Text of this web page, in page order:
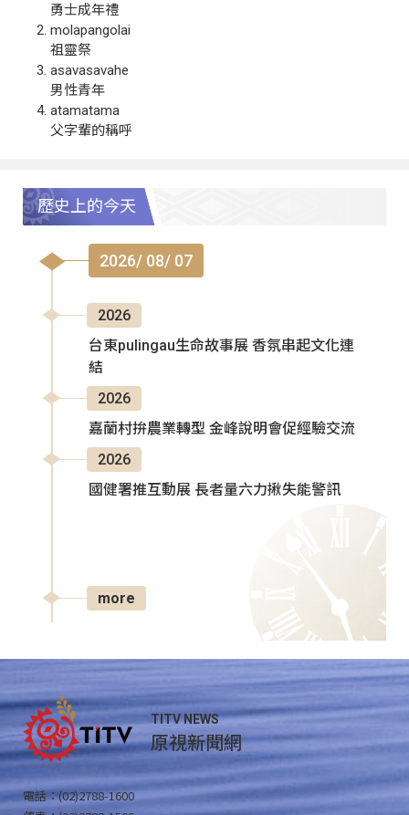
勇士成年禮
molapangolai
祖靈祭
asavasavahe
男性青年
atamatama
父字輩的稱呼
歷史上的今天
2026/ 08/ 07
2026
台東pulingau生命故事展 香氛串起文化連
結
2026
嘉蘭村拚農業轉型 金峰說明會促經驗交流
2026
國健署推互動展 長者量六力揪失能警訊
more
TITV NEWS
原視新聞網
電話：(02)2788-1600